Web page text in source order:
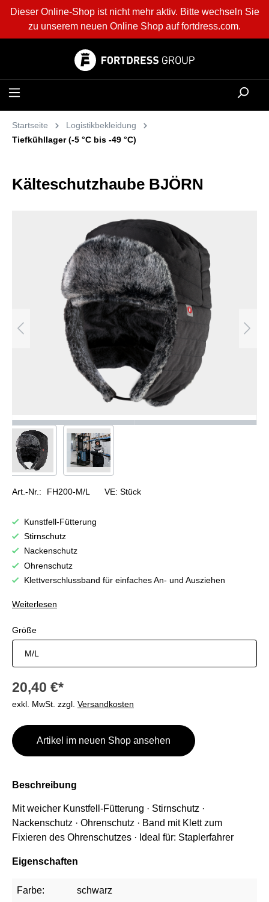
springen
Dieser Online-Shop ist nicht mehr aktiv. Bitte wechseln Sie
zu unserem neuen Online Shop auffortdress.com.
Startseite
Logistikbekleidung
Tiefkühllager (-5 °C bis -49 °C)
Kälteschutzhaube BJÖRN
Art.-Nr.: FH200-M/L VE: Stück
Kunstfell-Fütterung
Stirnschutz
Nackenschutz
Ohrenschutz
Klettverschlussband für einfaches An- und Ausziehen
Weiterlesen
Größeauswählen
20,40 €*
exkl. MwSt. zzgl. Versandkosten
Artikel im neuen Shop ansehen
Beschreibung
Mit weicher Kunstfell-Fütterung · Stirnschutz ·
Nackenschutz · Ohrenschutz · Band mit Klett zum
Fixieren des Ohrenschutzes · Ideal für: Staplerfahrer
Eigenschaften
Farbe: schwarz